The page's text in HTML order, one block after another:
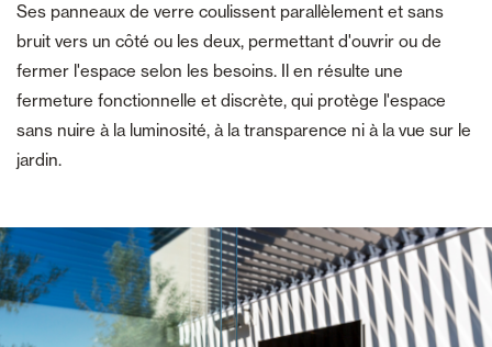
Ses panneaux de verre coulissent parallèlement et sans
bruit vers un côté ou les deux, permettant d'ouvrir ou de
fermer l'espace selon les besoins. Il en résulte une
fermeture fonctionnelle et discrète, qui protège l'espace
sans nuire à la luminosité, à la transparence ni à la vue sur le
jardin.